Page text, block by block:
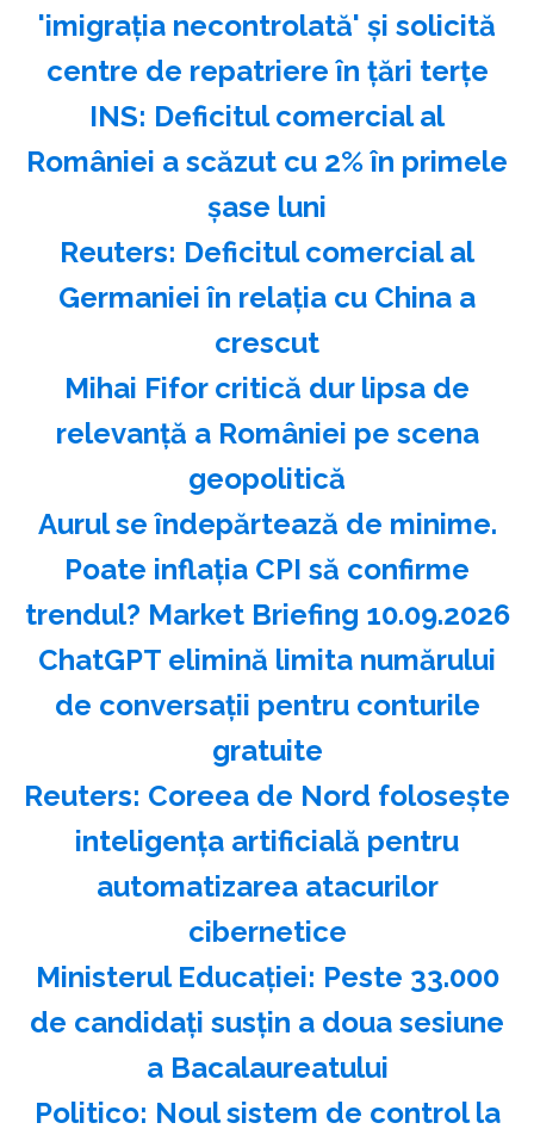
'imigraţia necontrolată' şi solicită
centre de repatriere în ţări terţe
INS: Deficitul comercial al
României a scăzut cu 2% în primele
şase luni
Reuters: Deficitul comercial al
Germaniei în relaţia cu China a
crescut
Mihai Fifor critică dur lipsa de
relevanţă a României pe scena
geopolitică
Aurul se îndepărtează de minime.
Poate inflația CPI să confirme
trendul? Market Briefing 10.09.2026
ChatGPT elimină limita numărului
de conversaţii pentru conturile
gratuite
Reuters: Coreea de Nord foloseşte
inteligenţa artificială pentru
automatizarea atacurilor
cibernetice
Ministerul Educaţiei: Peste 33.000
de candidaţi susţin a doua sesiune
a Bacalaureatului
Politico: Noul sistem de control la